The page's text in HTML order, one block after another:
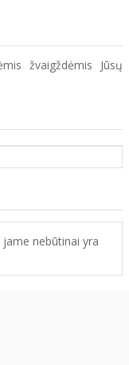
žvaigždėmis Jūsų
nebūtinai yra